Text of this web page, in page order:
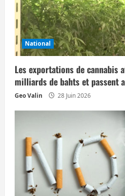
d
’
a
r
t
National
Les exportations de cannabis
milliards de bahts et passent
Geo Valin 28 Juin 2026